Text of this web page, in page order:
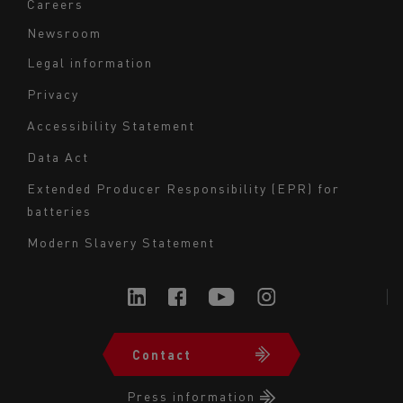
Newsroom
du
bas
de
page
-
Milieu
Legal information
Privacy
Accessibility Statement
Data Act
Extended Producer Responsibility (EPR) for
batteries
Modern Slavery Statement
Navigation
Contact
Press information